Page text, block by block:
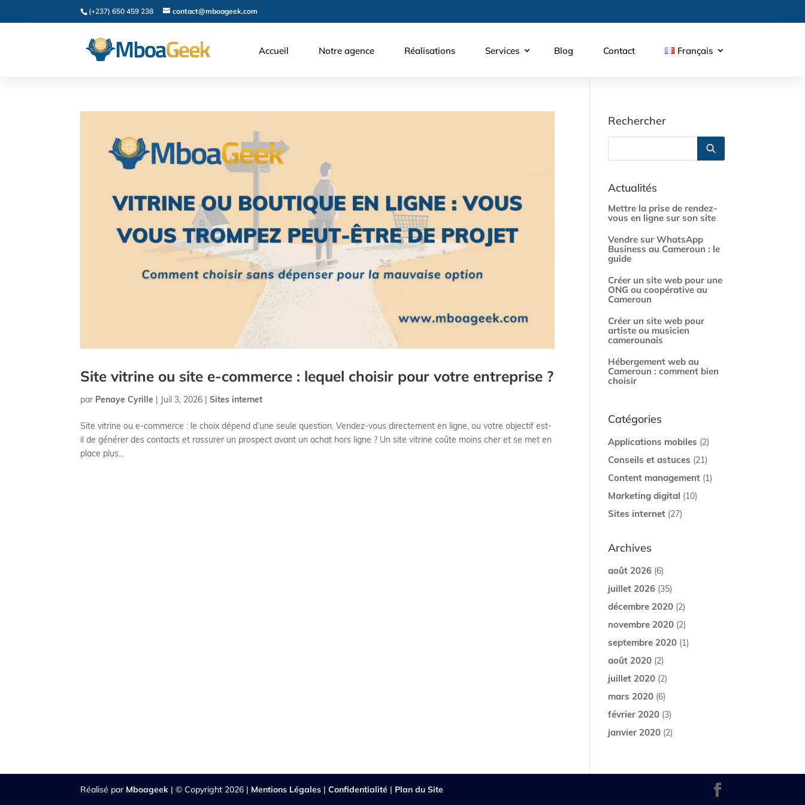
(+237) 650 459 238 contact@mboageek.com
Accueil Notre agence Réalisations Services Blog Contact Français
Site vitrine ou site e-commerce : lequel choisir pour votre entreprise ?
par Penaye Cyrille | Juil 3, 2026 |Sites internet
Site vitrine ou e-commerce : le choix dépend d’une seule question. Vendez-vous directement en ligne, ou votre objectif est-
il de générer des contacts et rassurer un prospect avant un achat hors ligne ? Un site vitrine coûte moins cher et se met en
place plus...
Rechercher
Actualités
Mettre la prise de rendez-
vous en ligne sur son site
Vendre sur WhatsApp
Business au Cameroun : le
guide
Créer un site web pour une
ONG ou coopérative au
Cameroun
Créer un site web pour
artiste ou musicien
camerounais
Hébergement web au
Cameroun : comment bien
choisir
Catégories
Applications mobiles (2)
Conseils et astuces (21)
Content management (1)
Marketing digital (10)
Sites internet (27)
Archives
août 2026 (6)
juillet 2026 (35)
décembre 2020 (2)
novembre 2020 (2)
septembre 2020 (1)
août 2020 (2)
juillet 2020 (2)
mars 2020 (6)
février 2020 (3)
janvier 2020 (2)
Réalisé par Mboageek | © Copyright 2026 | Mentions Légales |Confidentialité | Plan du Site